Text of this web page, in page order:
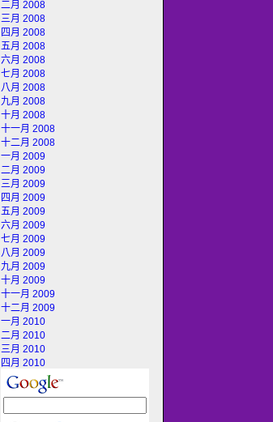
二月 2008
三月 2008
四月 2008
五月 2008
六月 2008
七月 2008
八月 2008
九月 2008
十月 2008
十一月 2008
十二月 2008
一月 2009
二月 2009
三月 2009
四月 2009
五月 2009
六月 2009
七月 2009
八月 2009
九月 2009
十月 2009
十一月 2009
十二月 2009
一月 2010
二月 2010
三月 2010
四月 2010